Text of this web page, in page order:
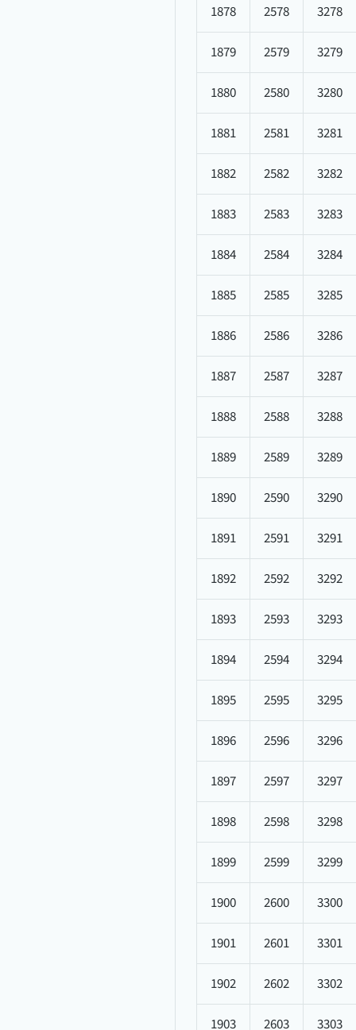
1878 2578 3278
1879 2579 3279
1880 2580 3280
1881 2581 3281
1882 2582 3282
1883 2583 3283
1884 2584 3284
1885 2585 3285
1886 2586 3286
1887 2587 3287
1888 2588 3288
1889 2589 3289
1890 2590 3290
1891 2591 3291
1892 2592 3292
1893 2593 3293
1894 2594 3294
1895 2595 3295
1896 2596 3296
1897 2597 3297
1898 2598 3298
1899 2599 3299
1900 2600 3300
1901 2601 3301
1902 2602 3302
1903 2603 3303